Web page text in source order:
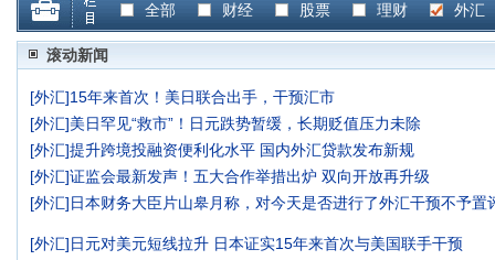
全部 财经 股票 理财 外汇
滚动新闻
[外汇]15年来首次！美日联合出手，干预汇市
[外汇]美日罕见“救市”！日元跌势暂缓，长期贬值压力未除
[外汇]提升跨境投融资便利化水平 国内外汇贷款发布新规
[外汇]证监会最新发声！五大合作举措出炉 双向开放再升级
[外汇]日本财务大臣片山皋月称，对今天是否进行了外汇干预不予置
[外汇]日元对美元短线拉升 日本证实15年来首次与美国联手干预